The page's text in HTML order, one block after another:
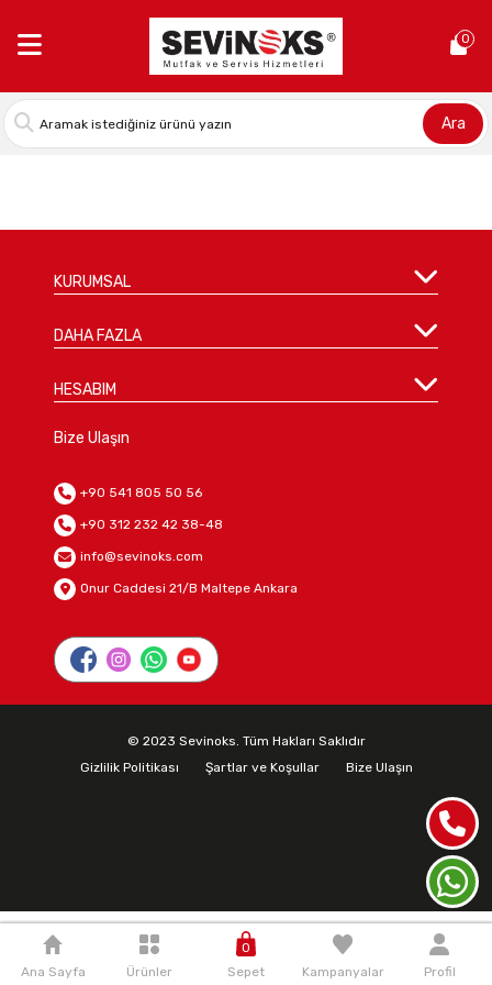
0
Ara
Ana Sayfa Ürünler
0
Sepet
Kampanyalar Profil
Önceki
KURUMSAL
DAHA FAZLA
HESABIM
Bize Ulaşın
+90 541 805 50 56
+90 312 232 42 38-48
info@sevinoks.com
Onur Caddesi 21/B Maltepe Ankara
© 2023 Sevinoks. Tüm Hakları Saklıdır
Gizlilik Politikası
Şartlar ve Koşullar Bize Ulaşın